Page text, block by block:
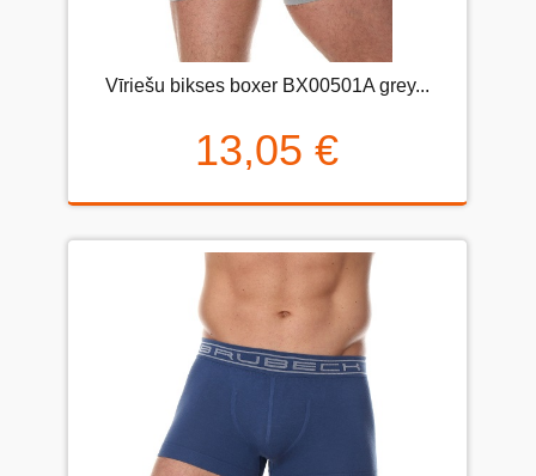
Vīriešu bikses boxer BX00501A grey...
13,05 €